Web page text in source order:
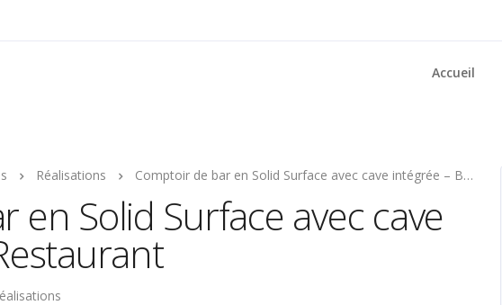
Accueil
Réalisations Comptoir de bar en Solid Surface avec cave intégrée – Bar Restaurant
en Solid Surface avec cave